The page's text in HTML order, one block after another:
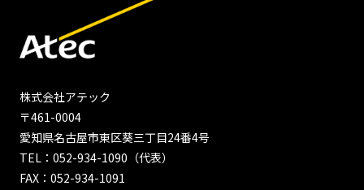
株式会社アテック
〒461-0004
愛知県名古屋市東区葵三丁目24番4号
TEL：052-934-1090（代表）
FAX：052-934-1091